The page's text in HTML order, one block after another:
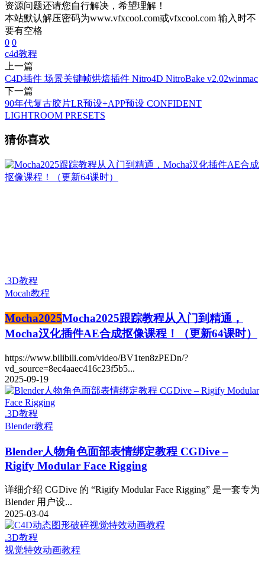
资源问题还请您自行解决，希望理解！
本站默认解压密码为www.vfxcool.com或vfxcool.com 输入时不
要有空格
0 0
c4d教程
上一篇
C4D插件 场景关键帧烘焙插件 Nitro4D NitroBake v2.02winmac
下一篇
90年代复古胶片LR预设+APP预设 CONFIDENT
LIGHTROOM PRESETS
猜你喜欢
.3D教程
Mocah教程
Mocha2025Mocha2025跟踪教程从入门到精通，
Mocha汉化插件AE合成抠像课程！（更新64课时）
https://www.bilibili.com/video/BV1ten8zPEDn/?
vd_source=8ec4aaec416c23f5b5...
2025-09-19
.3D教程
Blender教程
Blender人物角色面部表情绑定教程 CGDive –
Rigify Modular Face Rigging
详细介绍 CGDive 的 “Rigify Modular Face Rigging” 是一套专为
Blender 用户设...
2025-03-04
.3D教程
视觉特效动画教程